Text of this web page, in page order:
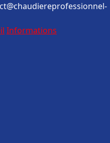
Informations